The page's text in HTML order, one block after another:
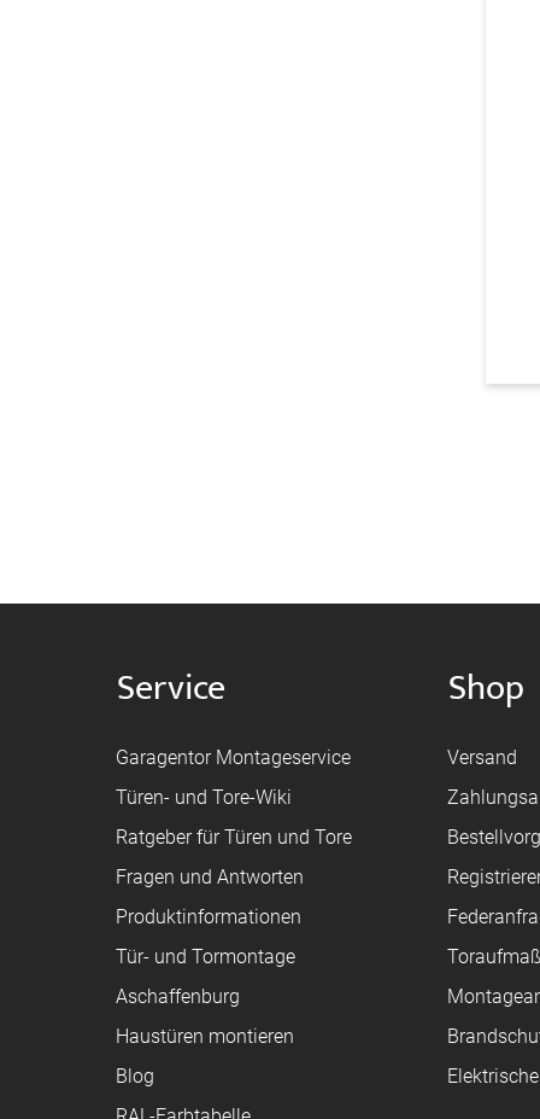
Service
Garagentor Montageservice
Türen- und Tore-Wiki
Ratgeber für Türen und Tore
Fragen und Antworten
Produktinformationen
Tür- und Tormontage
Aschaffenburg
Haustüren montieren
Blog
Shop
Versand